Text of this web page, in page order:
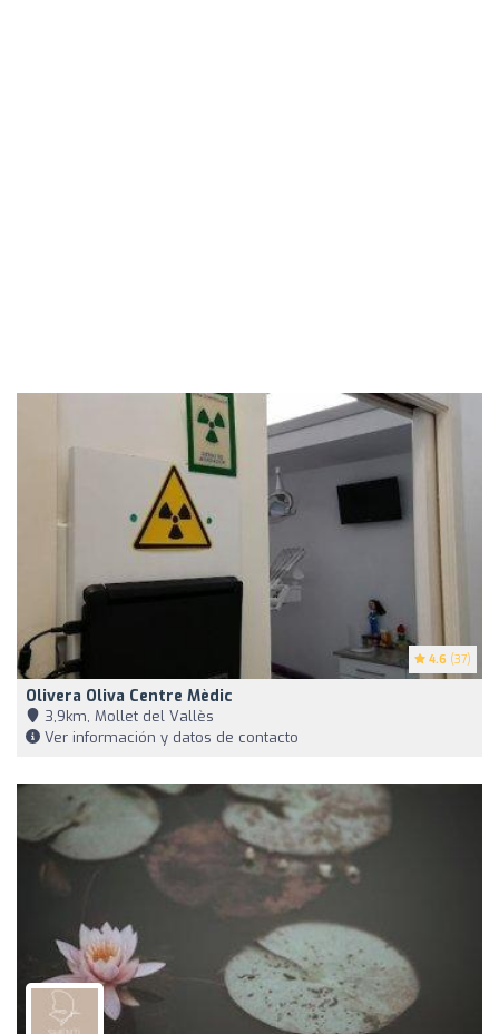
4.6 (37)
Olivera Oliva Centre Mèdic
3,9km, Mollet del Vallès
Ver información y datos de contacto